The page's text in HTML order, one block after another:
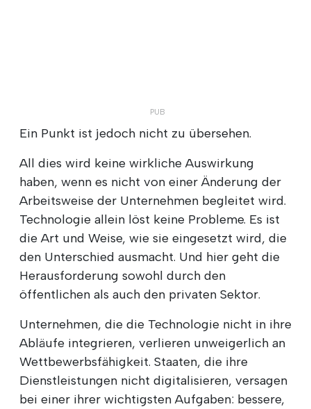
Ein Punkt ist jedoch nicht zu übersehen.
All dies wird keine wirkliche Auswirkung
haben, wenn es nicht von einer Änderung der
Arbeitsweise der Unternehmen begleitet wird.
Technologie allein löst keine Probleme. Es ist
die Art und Weise, wie sie eingesetzt wird, die
den Unterschied ausmacht. Und hier geht die
Herausforderung sowohl durch den
öffentlichen als auch den privaten Sektor.
Unternehmen, die die Technologie nicht in ihre
Abläufe integrieren, verlieren unweigerlich an
Wettbewerbsfähigkeit. Staaten, die ihre
Dienstleistungen nicht digitalisieren, versagen
bei einer ihrer wichtigsten Aufgaben: bessere,